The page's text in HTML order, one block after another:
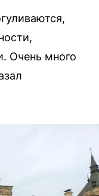
Очень много